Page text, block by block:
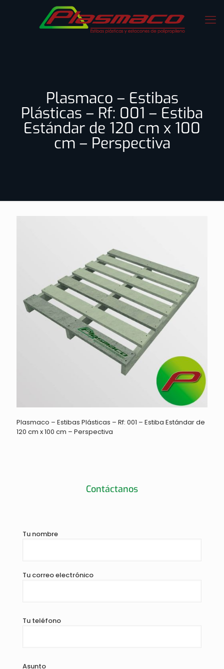
Plasmaco – Estibas
Plásticas – Rf: 001 – Estiba
Estándar de 120 cm x 100
cm – Perspectiva
Plasmaco – Estibas Plásticas – Rf: 001 – Estiba Estándar de
120 cm x 100 cm – Perspectiva
Contáctanos
Tu nombre
Tu correo electrónico
Tu teléfono
Asunto